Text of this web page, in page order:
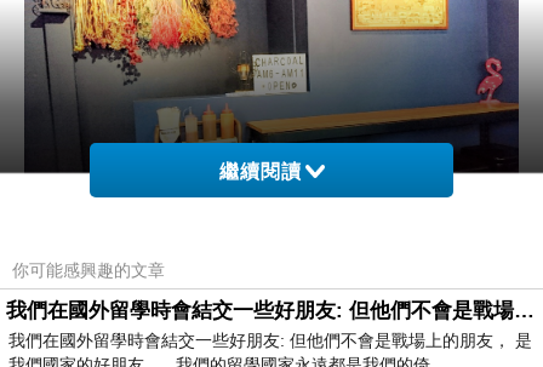
店內的空間不算大，大約有
及現在很流行的乾燥花，看起來就很有味道，餐具及調味料是採自助式
的。
繼續閱讀
你可能感興趣的文章
我們在國外留學時會結交一些好朋友: 但他們不會是戰場上的朋友
我們在國外留學時會結交一些好朋友: 但他們不會是戰場上的朋友， 是